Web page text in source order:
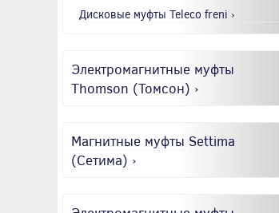
Дисковые муфты Teleco freni ›
Электромагнитные муфты
Thomson (Томсон) ›
Магнитные муфты Settima
(Сетима) ›